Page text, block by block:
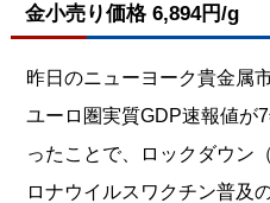
金小売り価格 6,894円/g
昨日のニューヨーク貴金属
ユーロ圏実質GDP速報値が
ったことで、ロックダウン
ロナウイルスワクチン普及